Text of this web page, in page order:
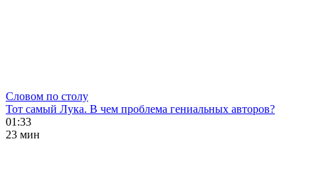
Словом по столу
Тот самый Лука. В чем проблема гениальных авторов?
01:33
23 мин